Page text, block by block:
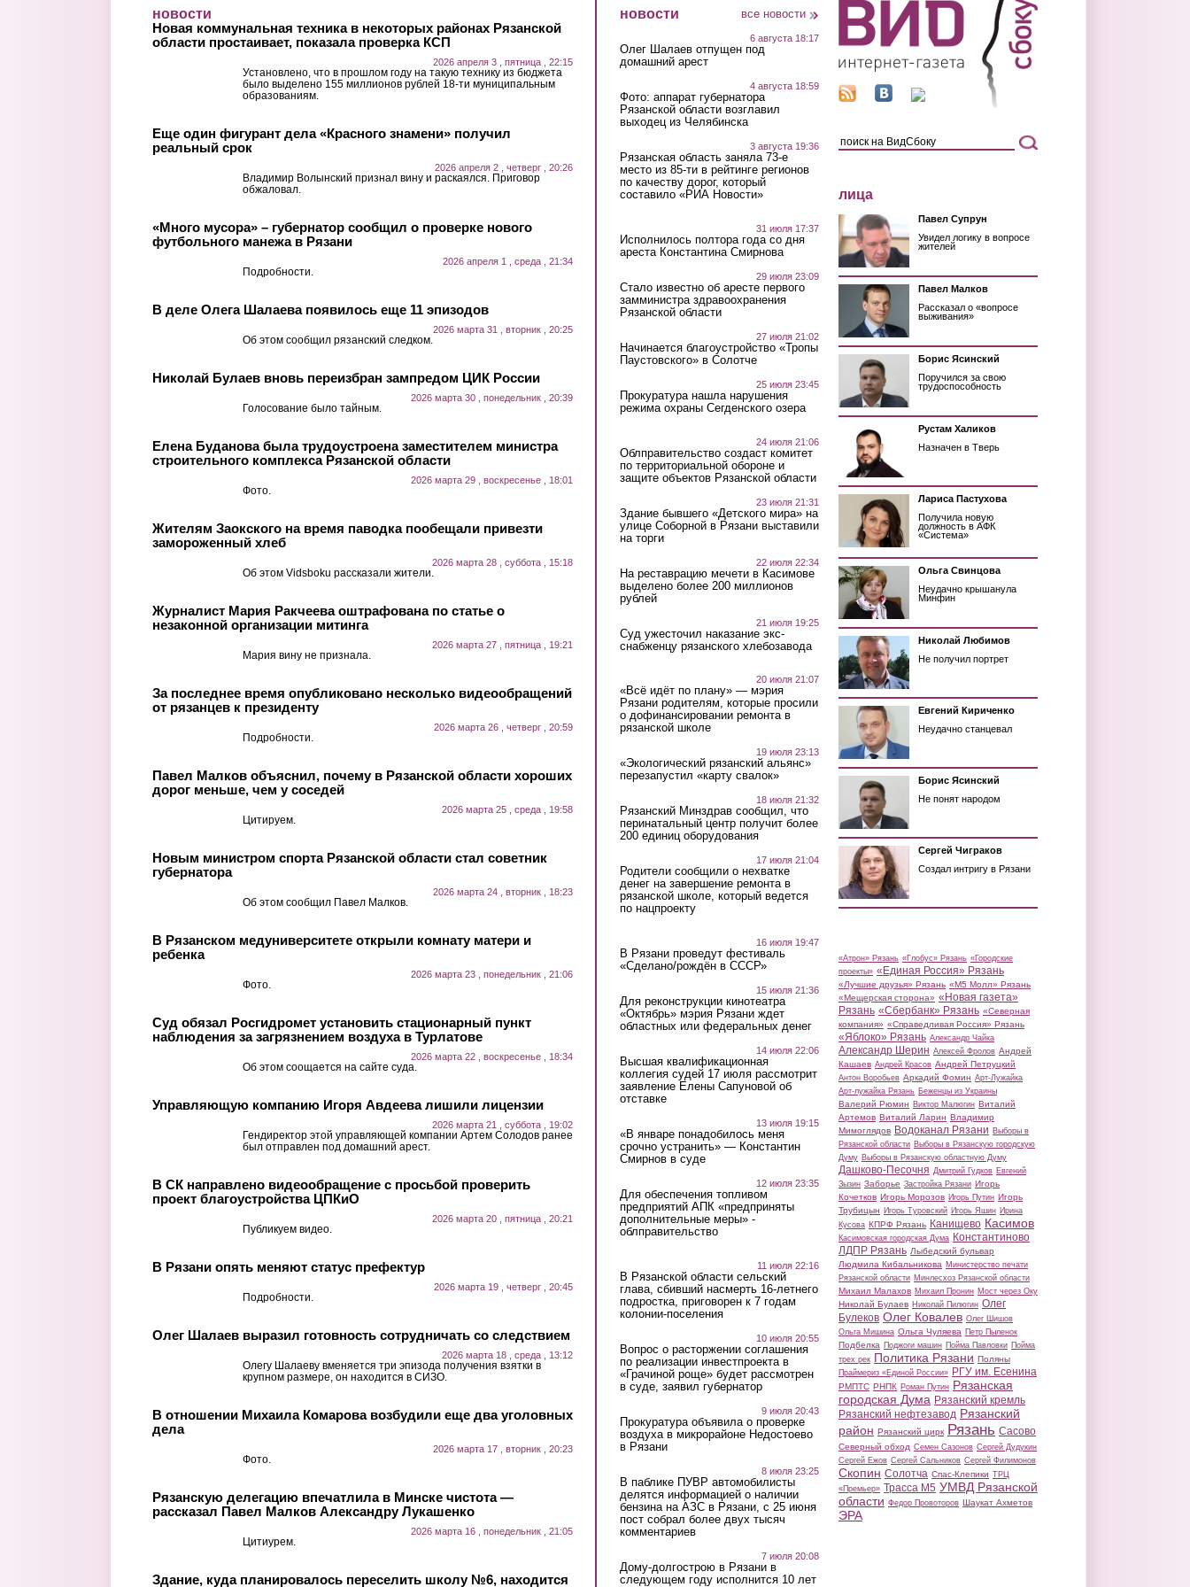
новости
Новая коммунальная техника в некоторых районах Рязанской
области простаивает, показала проверка КСП
2026 апреля 3 , пятница , 22:15
Установлено, что в прошлом году на такую технику из бюджета
было выделено 155 миллионов рублей 18-ти муниципальным
образованиям.
Еще один фигурант дела «Красного знамени» получил
реальный срок
2026 апреля 2 , четверг , 20:26
Владимир Волынский признал вину и раскаялся. Приговор
обжаловал.
«Много мусора» – губернатор сообщил о проверке нового
футбольного манежа в Рязани
2026 апреля 1 , среда , 21:34
Подробности.
В деле Олега Шалаева появилось еще 11 эпизодов
2026 марта 31 , вторник , 20:25
Об этом сообщил рязанский следком.
Николай Булаев вновь переизбран зампредом ЦИК России
2026 марта 30 , понедельник , 20:39
Голосование было тайным.
Елена Буданова была трудоустроена заместителем министра
строительного комплекса Рязанской области
2026 марта 29 , воскресенье , 18:01
Фото.
Жителям Заокского на время паводка пообещали привезти
замороженный хлеб
2026 марта 28 , суббота , 15:18
Об этом Vidsboku рассказали жители.
Журналист Мария Ракчеева оштрафована по статье о
незаконной организации митинга
2026 марта 27 , пятница , 19:21
Мария вину не признала.
За последнее время опубликовано несколько видеообращений
от рязанцев к президенту
2026 марта 26 , четверг , 20:59
Подробности.
Павел Малков объяснил, почему в Рязанской области хороших
дорог меньше, чем у соседей
2026 марта 25 , среда , 19:58
Цитируем.
Новым министром спорта Рязанской области стал советник
губернатора
2026 марта 24 , вторник , 18:23
Об этом сообщил Павел Малков.
В Рязанском медуниверситете открыли комнату матери и
ребенка
2026 марта 23 , понедельник , 21:06
Фото.
Суд обязал Росгидромет установить стационарный пункт
наблюдения за загрязнением воздуха в Турлатове
2026 марта 22 , воскресенье , 18:34
Об этом соощается на сайте суда.
Управляющую компанию Игоря Авдеева лишили лицензии
2026 марта 21 , суббота , 19:02
Гендиректор этой управляющей компании Артем Солодов ранее
был отправлен под домашний арест.
В СК направлено видеообращение с просьбой проверить
проект благоустройства ЦПКиО
2026 марта 20 , пятница , 20:21
Публикуем видео.
В Рязани опять меняют статус префектур
2026 марта 19 , четверг , 20:45
Подробности.
Олег Шалаев выразил готовность сотрудничать со следствием
2026 марта 18 , среда , 13:12
Олегу Шалаеву вменяется три эпизода получения взятки в
крупном размере, он находится в СИЗО.
В отношении Михаила Комарова возбудили еще два уголовных
дела
2026 марта 17 , вторник , 20:23
Фото.
Рязанскую делегацию впечатлила в Минске чистота —
рассказал Павел Малков Александру Лукашенко
2026 марта 16 , понедельник , 21:05
Цитиурем.
Здание, куда планировалось переселить школу №6, находится
новости все новости
6 августа 18:17
Олег Шалаев отпущен под
домашний арест
4 августа 18:59
Фото: аппарат губернатора
Рязанской области возглавил
выходец из Челябинска
3 августа 19:36
Рязанская область заняла 73-е
место из 85-ти в рейтинге регионов
по качеству дорог, который
составило «РИА Новости»
31 июля 17:37
Исполнилось полтора года со дня
ареста Константина Смирнова
29 июля 23:09
Стало известно об аресте первого
замминистра здравоохранения
Рязанской области
27 июля 21:02
Начинается благоустройство «Тропы
Паустовского» в Солотче
25 июля 23:45
Прокуратура нашла нарушения
режима охраны Сегденского озера
24 июля 21:06
Облправительство создаст комитет
по территориальной обороне и
защите объектов Рязанской области
23 июля 21:31
Здание бывшего «Детского мира» на
улице Соборной в Рязани выставили
на торги
22 июля 22:34
На реставрацию мечети в Касимове
выделено более 200 миллионов
рублей
21 июля 19:25
Суд ужесточил наказание экс-
снабженцу рязанского хлебозавода
20 июля 21:07
«Всё идёт по плану» — мэрия
Рязани родителям, которые просили
о дофинансировании ремонта в
рязанской школе
19 июля 23:13
«Экологический рязанский альянс»
перезапустил «карту свалок»
18 июля 21:32
Рязанский Минздрав сообщил, что
перинатальный центр получит более
200 единиц оборудования
17 июля 21:04
Родители сообщили о нехватке
денег на завершение ремонта в
рязанской школе, который ведется
по нацпроекту
16 июля 19:47
В Рязани проведут фестиваль
«Сделано/рождён в СССР»
15 июля 21:36
Для реконструкции кинотеатра
«Октябрь» мэрия Рязани ждет
областных или федеральных денег
14 июля 22:06
Высшая квалификационная
коллегия судей 17 июля рассмотрит
заявление Елены Сапуновой об
отставке
13 июля 19:15
«В январе понадобилось меня
срочно устранить» — Константин
Смирнов в суде
12 июля 23:35
Для обеспечения топливом
предприятий АПК «предприняты
дополнительные меры» -
облправительство
11 июля 22:16
В Рязанской области сельский
глава, сбивший насмерть 16-летнего
подростка, приговорен к 7 годам
колонии-поселения
10 июля 20:55
Вопрос о расторжении соглашения
по реализации инвестпроекта в
«Грачиной роще» будет рассмотрен
в суде, заявил губернатор
9 июля 20:43
Прокуратура объявила о проверке
воздуха в микрорайоне Недостоево
в Рязани
8 июля 23:25
В паблике ПУВР автомобилисты
делятся информацией о наличии
бензина на АЗС в Рязани, с 25 июня
пост собрал более двух тысяч
комментариев
7 июля 20:08
Дому-долгострою в Рязани в
следующем году исполнится 10 лет
лица
Павел Супрун
Увидел логику в вопросе
жителей
Павел Малков
Рассказал о «вопросе
выживания»
Борис Ясинский
Поручился за свою
трудоспособность
Рустам Халиков
Назначен в Тверь
Лариса Пастухова
Получила новую
должность в АФК
«Система»
Ольга Свинцова
Неудачно крышанула
Минфин
Николай Любимов
Не получил портрет
Евгений Кириченко
Неудачно станцевал
Борис Ясинский
Не понят народом
Сергей Чиграков
Создал интригу в Рязани
«Атрон» Рязань «Глобус» Рязань «Городские
проекты» «Единая Россия» Рязань
«Лучшие друзья» Рязань «М5 Молл» Рязань
«Мещерская сторона» «Новая газета»
Рязань «Сбербанк» Рязань «Северная
компания» «Справедливая Россия» Рязань
«Яблоко» Рязань Александр Чайка
Александр Шерин Алексей Фролов Андрей
Кашаев Андрей Красов Андрей Петруцкий
Антон Воробьев Аркадий Фомин Арт-Лужайка
Арт-лужайка Рязань Беженцы из Украины
Валерий Рюмин Виктор Малюгин Виталий
Артемов Виталий Ларин Владимир
Мимоглядов Водоканал Рязани Выборы в
Рязанской области Выборы в Рязанскую городскую
Думу Выборы в Рязанскую областную Думу
Дашково-Песочня Дмитрий Гудков Евгений
Зызин Заборье Застройка Рязани Игорь
Кочетков Игорь Морозов Игорь Путин Игорь
Трубицын Игорь Туровский Игорь Яшин Ирина
Кусова КПРФ Рязань Канищево Касимов
Касимовская городская Дума Константиново
ЛДПР Рязань Лыбедский бульвар
Людмила Кибальникова Министерство печати
Рязанской области Минлесхоз Рязанской области
Михаил Малахов Михаил Пронин Мост через Оку
Николай Булаев Николай Пилюгин Олег
Булеков Олег Ковалев Олег Шишов
Ольга Мишина Ольга Чуляева Петр Пыленок
Подбелка Поджоги машин Пойма Павловки Пойма
трех рек Политика Рязани Поляны
Праймериз «Единой России» РГУ им. Есенина
РМПТС РНПК Роман Путин Рязанская
городская Дума Рязанский кремль
Рязанский нефтезавод Рязанский
район Рязанский цирк Рязань Сасово
Северный обход Семен Сазонов Сергей Дудукин
Сергей Ежов Сергей Сальников Сергей Филимонов
Скопин Солотча Спас-Клепики ТРЦ
«Премьер» Трасса М5 УМВД Рязанской
области Федор Провоторов Шаукат Ахметов
ЭРА